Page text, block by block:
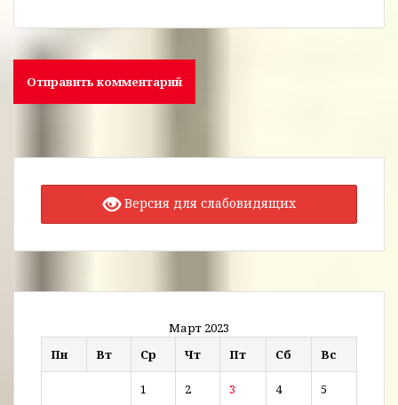
Версия для слабовидящих
Март 2023
Пн
Вт Ср Чт Пт Сб Вс
1 2 3 4 5